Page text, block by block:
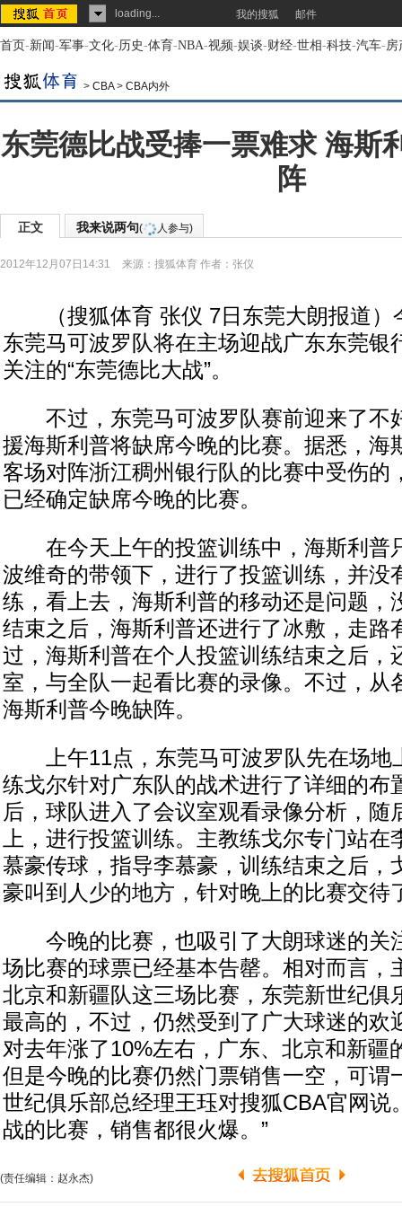
loading... 我的搜狐 邮件
首页-新闻-军事-文化-历史-体育-NBA-视频-娱谈-财经-世相-科技-汽车-房
> CBA> CBA内外
东莞德比战受捧一票难求 海斯
阵
正文 我来说两句( 人参与)
2012年12月07日14:31 来源： 搜狐体育 作者：张仪
（搜狐体育 张仪 7日东莞大朗报道）
东莞马可波罗队将在主场迎战广东东莞银
关注的“东莞德比大战”。
不过，东莞马可波罗队赛前迎来了不
援海斯利普将缺席今晚的比赛。据悉，海
客场对阵浙江稠州银行队的比赛中受伤的
已经确定缺席今晚的比赛。
在今天上午的投篮训练中，海斯利普
波维奇的带领下，进行了投篮训练，并没
练，看上去，海斯利普的移动还是问题，
结束之后，海斯利普还进行了冰敷，走路
过，海斯利普在个人投篮训练结束之后，
室，与全队一起看比赛的录像。不过，从
海斯利普今晚缺阵。
上午11点，东莞马可波罗队先在场地
练戈尔针对广东队的战术进行了详细的布
后，球队进入了会议室观看录像分析，随
上，进行投篮训练。主教练戈尔专门站在
慕豪传球，指导李慕豪，训练结束之后，
豪叫到人少的地方，针对晚上的比赛交待
今晚的比赛，也吸引了大朗球迷的关
场比赛的球票已经基本告罄。相对而言，
北京和新疆队这三场比赛，东莞新世纪俱
最高的，不过，仍然受到了广大球迷的欢
对去年涨了10%左右，广东、北京和新疆
但是今晚的比赛仍然门票销售一空，可谓
世纪俱乐部总经理王珏对搜狐CBA官网说
战的比赛，销售都很火爆。”
(责任编辑：赵永杰)